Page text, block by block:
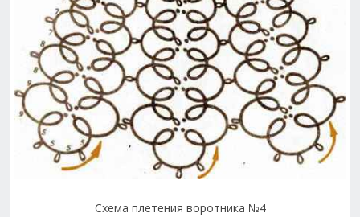
Схема плетения воротника №4